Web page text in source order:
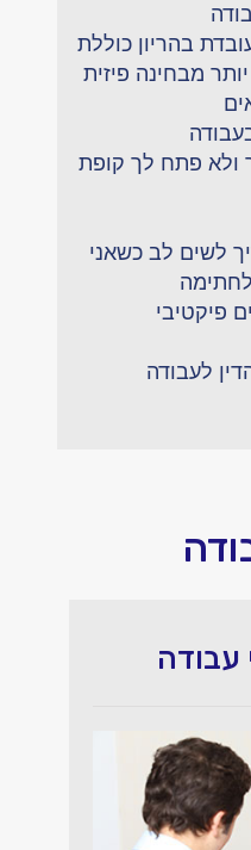
בהריון כוללת
מבחינה פיזית
ולא פתח לך קופת
לשים לב כשאני
פיקטיבי
לעבודה
עבודה